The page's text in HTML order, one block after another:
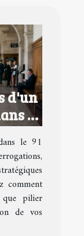
d'un
le
le 91
comment
pilier
de vos